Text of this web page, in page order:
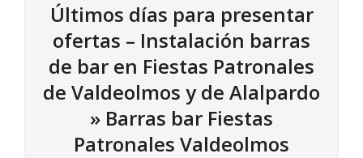
Últimos días para presentar
ofertas – Instalación barras
de bar en Fiestas Patronales
de Valdeolmos y de Alalpardo
» Barras bar Fiestas
Patronales Valdeolmos